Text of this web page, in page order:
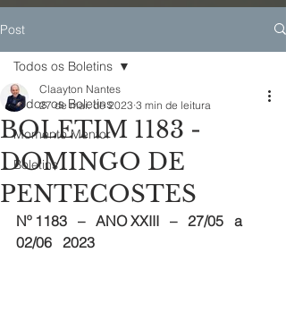
Post
Todos os Boletins
Momento Mentor
Boletins
Todos os Boletins
BOLETIM 1183 -
DOMINGO DE
PENTECOSTES
Claayton Nantes
27 de mai. de 2023 3 min de leitura
Nº 1183   –   ANO XXIII   –   27/05   a
02/06   2023